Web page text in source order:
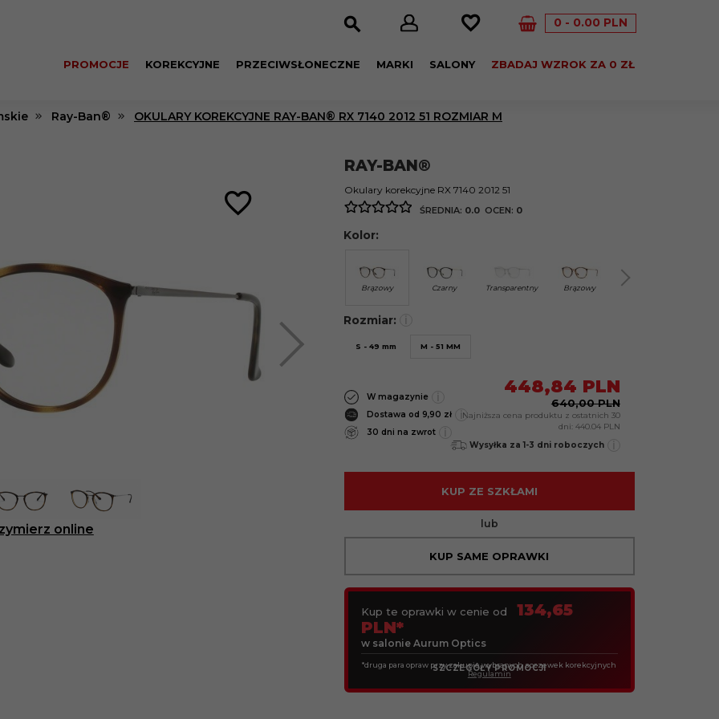
0 0.00 PLN
PROMOCJE KOREKCYJNE PRZECIWSŁONECZNE MARKI SALONY ZBADAJ WZROK ZA 0 ZŁ
Ray-Ban® OKULARY KOREKCYJNE RAY-BAN® RX 7140 2012 51 ROZMIAR M
online
RAY-BAN®
Okulary korekcyjne RX 7140 2012 51
ŚREDNIA: 0.0OCEN: 0
Kolor:
Brązowy Czarny Transparentny Brązowy
Rozmiar:
M - 51 MM
S - 49 mm
W magazynie
Dostawa od 9,90 zł
30 dni na zwrot
448,84 PLN
640,00 PLN
Najniższa cena produktu z ostatnich 30
dni: 440.04 PLN
Wysyłka za 1-3 dni roboczych
KUP ZE SZKŁAMI
lub
KUP SAME OPRAWKI
Kup te oprawki w cenie od
134,65
PLN*
w salonie Aurum Optics
*druga para opraw przy zakupie wybranych soczewek korekcyjnych
SZCZEGÓŁY PROMOCJI
Regulamin